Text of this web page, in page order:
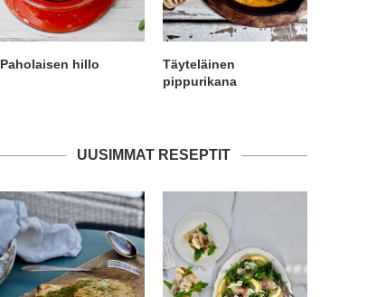
Paholaisen hillo
Täyteläinen
pippurikana
UUSIMMAT RESEPTIT